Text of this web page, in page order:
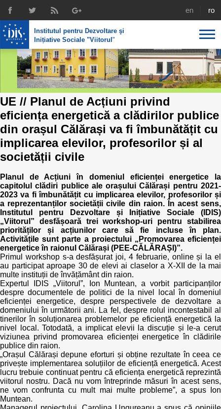
english
Institutul pentru Dezvoltare şi
Inițiative Sociale "Viitorul "
About us
Profile
Recruting
Chairman's legacy
Signed agreements
Team
Letters of thanks
Media about IDIS
Reports
Projects in progres
Implemented projects
Procedures manual
Notes & positions
Institutional Charter IDIS
Announcements
IDIS International Advisory Board
IDIS expertise
Reintegration policies
Economic policies
Public procurement course support
Investigations in public procurement
Regional policy
Best parctices
Governance transparency
Sociometric Laboratory
People Watch
National Business Agenda
Democratic process
15 minutes of economic realism
Hybrid power
Media
Library
Broadcast
UE // Planul de Acțiuni privind
eficiența energetică a clădirilor publice
din orașul Călărași va fi îmbunătățit cu
implicarea elevilor, profesorilor și al
societății civile
Planul de Acțiuni în domeniul eficienței energetice la
capitolul clădiri publice ale orașului Călărași pentru 2021-
2023 va fi îmbunătățit cu implicarea elevilor, profesorilor și
a reprezentanților societății civile din raion. În acest sens,
Institutul pentru Dezvoltare și Inițiative Sociale (IDIS)
„Viitorul” desfășoară trei workshop-uri pentru stabilirea
priorităților și acțiunilor care să fie incluse în plan.
Activitățile sunt parte a proiectului „Promovarea eficienței
energetice în raionul Călărași (PEE-CĂLĂRAȘI)”.
Primul workshop s-a desfășurat joi, 4 februarie, online și la el
au participat aproape 30 de elevi ai claselor a X-XII de la mai
multe instituții de învățământ din raion.
Expertul IDIS „Viitorul”, Ion Muntean, a vorbit participanților
despre documentele de politici de la nivel local în domeniul
eficienței energetice, despre perspectivele de dezvoltare a
domeniului în următorii ani. La fel, despre rolul incontestabil al
tinerilor în soluționarea problemelor pe eficiență energetică la
nivel local. Totodată, a implicat elevii la discuție și le-a cerut
viziunea privind promovarea eficienței energetice în clădirile
publice din raion.
„Orașul Călărași depune eforturi și obține rezultate în ceea ce
privește implementarea soluțiilor de eficiență energetică. Acest
lucru trebuie continuat pentru că eficiența energetică reprezintă
viitorul nostru. Dacă nu vom întreprinde măsuri în acest sens,
ne vom confrunta cu mult mai multe probleme”, a spus Ion
Muntean.